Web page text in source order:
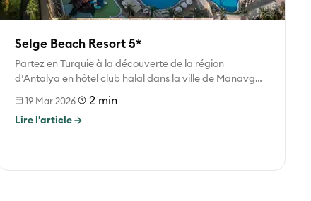
Selge Beach Resort 5*
Partez en Turquie à la découverte de la région
d’Antalya en hôtel club halal dans la ville de Manavgat
19 Mar 2026 2 min
Lire l'article